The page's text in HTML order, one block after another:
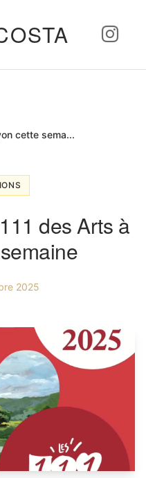
cette sema...
des Arts à
2025